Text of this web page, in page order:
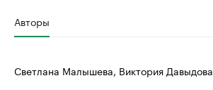
Авторы
Светлана Малышева, Виктория Давыдова